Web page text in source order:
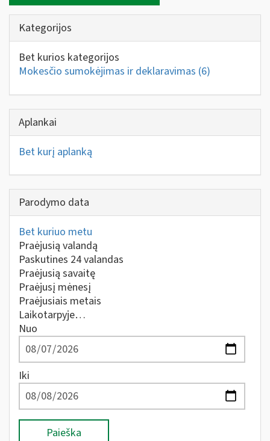
Kategorijos
Bet kurios kategorijos
Mokesčio sumokėjimas ir deklaravimas (6)
Aplankai
Bet kurį aplanką
Parodymo data
Bet kuriuo metu
Praėjusią valandą
Paskutines 24 valandas
Praėjusią savaitę
Praėjusį mėnesį
Praėjusiais metais
Laikotarpyje…
Nuo
Iki
Paieška